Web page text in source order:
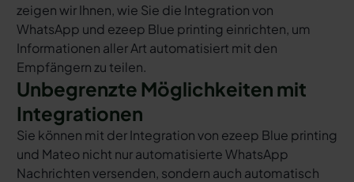
zeigen wir Ihnen, wie Sie die Integration von
WhatsApp und ezeep Blue printing einrichten, um
Informationen aller Art automatisiert mit den
Empfängern zu teilen.
Unbegrenzte Möglichkeiten mit
Integrationen
Sie können mit der Integration von ezeep Blue printing
und Mateo nicht nur automatisierte WhatsApp
Nachrichten versenden, sondern auch automatisch